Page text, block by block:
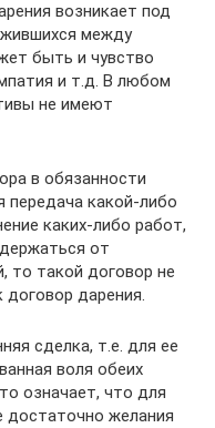
возникает под
между
быть и чувство
и т.д. В любом
не имеют
в обязанности
передача какой-либо
каких-либо работ,
от
то такой договор не
дарения.
сделка, т.е. для ее
воля обеих
означает, что для
достаточно желания